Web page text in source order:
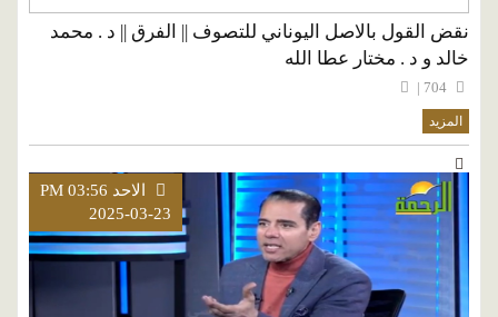
نقض القول بالاصل اليوناني للتصوف || الفرق || د . محمد
خالد و د . مختار عطا الله
المزيد
الاحد PM 03:56
2025-03-23